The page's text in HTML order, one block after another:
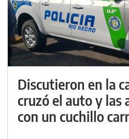
Discutieron en la
cruzó el auto y las
con un cuchillo